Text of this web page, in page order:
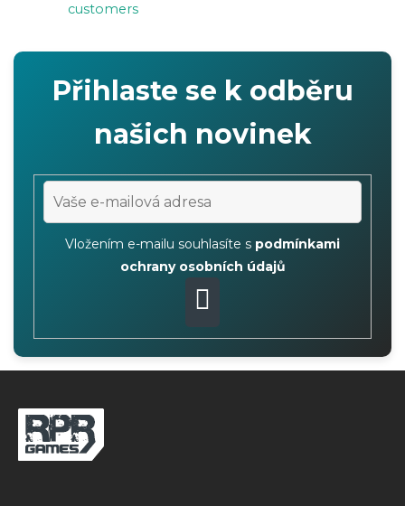
customers
Přihlaste se k odběru
našich novinek
Vložením e-mailu souhlasíte s podmínkami
ochrany osobních údajů
PŘIHLÁSIT
SE